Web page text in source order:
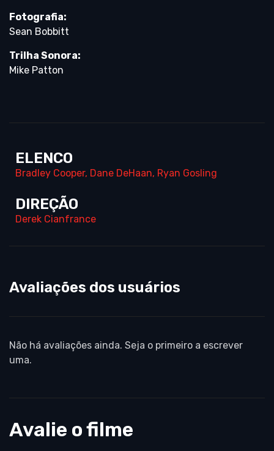
Fotografia:
Sean Bobbitt
Trilha Sonora:
Mike Patton
ELENCO
Bradley Cooper, Dane DeHaan, Ryan Gosling
DIREÇÃO
Derek Cianfrance
Avaliações dos usuários
Não há avaliações ainda. Seja o primeiro a escrever
uma.
Avalie o filme